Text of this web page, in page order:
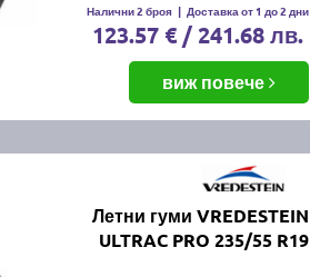
Налични 2 броя | Доставка от 1 до 2 дни
123.57 € / 241.68 лв.
виж повече
Летни гуми VREDESTEIN
ULTRAC PRO 235/55 R19